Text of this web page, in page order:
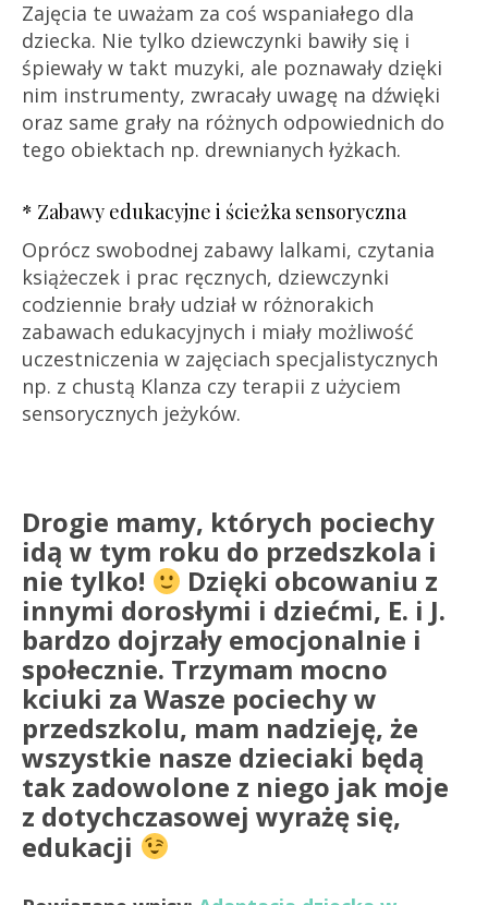
Zajęcia te uważam za coś wspaniałego dla
dziecka. Nie tylko dziewczynki bawiły się i
śpiewały w takt muzyki, ale poznawały dzięki
nim instrumenty, zwracały uwagę na dźwięki
oraz same grały na różnych odpowiednich do
tego obiektach np. drewnianych łyżkach.
* Zabawy edukacyjne i ścieżka sensoryczna
Oprócz swobodnej zabawy lalkami, czytania
książeczek i prac ręcznych, dziewczynki
codziennie brały udział w różnorakich
zabawach edukacyjnych i miały możliwość
uczestniczenia w zajęciach specjalistycznych
np. z chustą Klanza czy terapii z użyciem
sensorycznych jeżyków.
Drogie mamy, których pociechy
idą w tym roku do przedszkola i
nie tylko!
Dzięki obcowaniu z
innymi dorosłymi i dziećmi, E. i J.
bardzo dojrzały emocjonalnie i
społecznie. Trzymam mocno
kciuki za Wasze pociechy w
przedszkolu, mam nadzieję, że
wszystkie nasze dzieciaki będą
tak zadowolone z niego jak moje
z dotychczasowej wyrażę się,
edukacji